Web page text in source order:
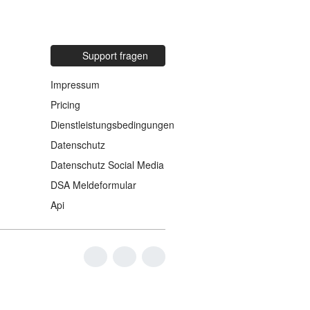
Support fragen
Impressum
Pricing
Dienstleistungsbedingungen
Datenschutz
Datenschutz Social Media
DSA Meldeformular
Api